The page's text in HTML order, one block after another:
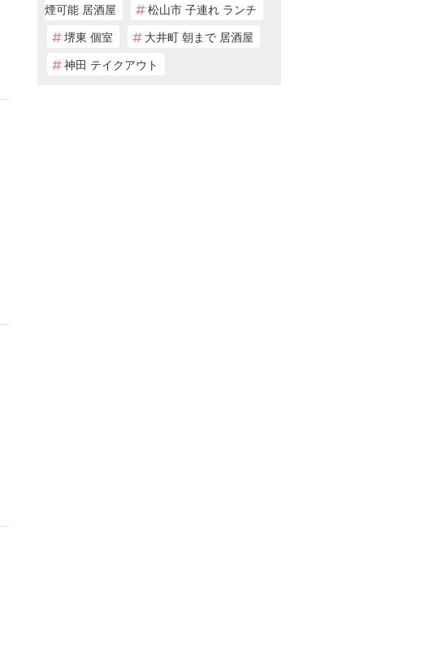
煙可能 居酒屋
松山市 子連れ ランチ
堺東 個室
大井町 朝まで 居酒屋
神田 テイクアウト